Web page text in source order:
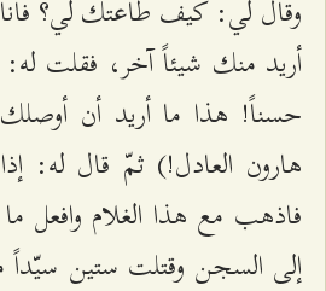
وقال لي: كيف طاعتك لي؟
أريد منك شيئاً آخر، فقلت
حسناً! هذا ما أريد أن
هارون العادل!) ثمّ قال له:
فاذهب مع هذا الغلام وافعل
إلى السجن وقتلت ستين سيّداً